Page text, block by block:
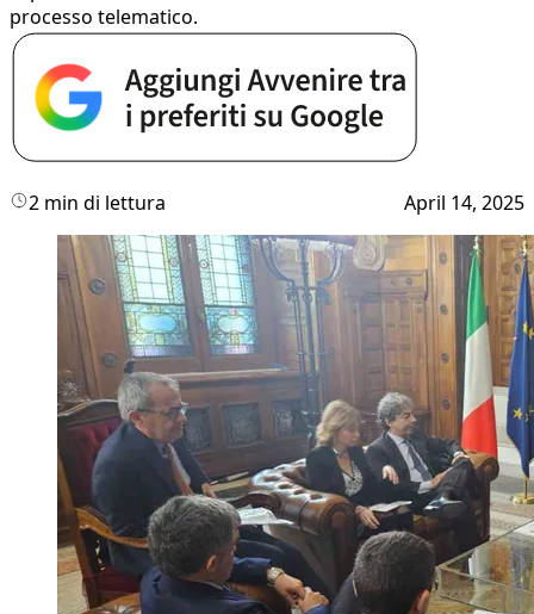
processo telematico.
2 min di lettura April 14, 2025